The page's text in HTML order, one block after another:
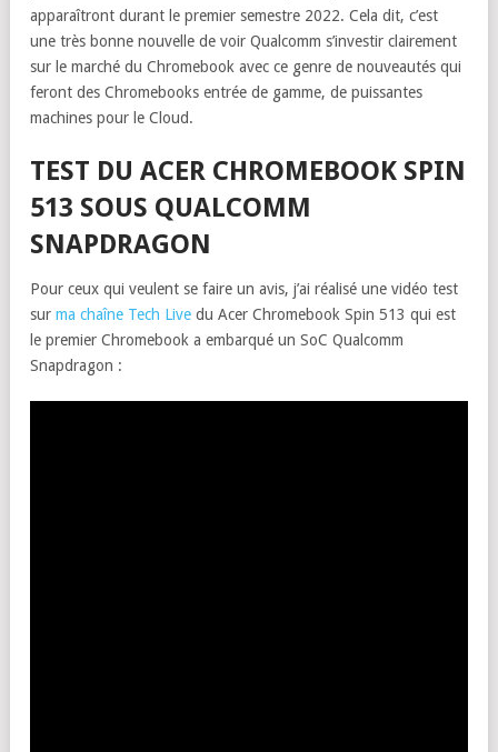
apparaîtront durant le premier semestre 2022. Cela dit, c’est
une très bonne nouvelle de voir Qualcomm s’investir clairement
sur le marché du Chromebook avec ce genre de nouveautés qui
feront des Chromebooks entrée de gamme, de puissantes
machines pour le Cloud.
TEST DU ACER CHROMEBOOK SPIN
513 SOUS QUALCOMM
SNAPDRAGON
Pour ceux qui veulent se faire un avis, j’ai réalisé une vidéo test
sur ma chaîne Tech Live du Acer Chromebook Spin 513 qui est
le premier Chromebook a embarqué un SoC Qualcomm
Snapdragon :